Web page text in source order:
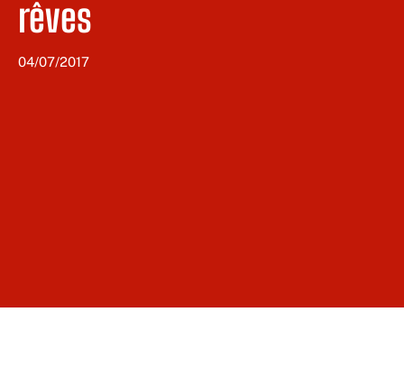
rêves
04/07/2017